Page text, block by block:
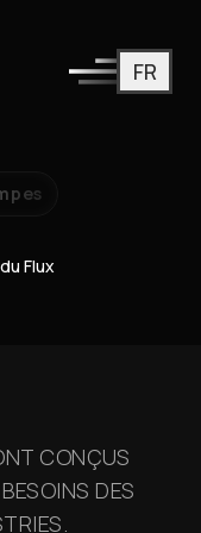
FR
Flux
CONÇUS
DES